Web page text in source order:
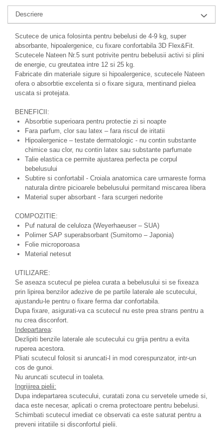
Nateen (28 produse)
Ommia Skincare & Mothercare (9
Produse)
Organic Terra (2 produse)
Papoutsanis SA (37 produse)
Pikdare - Pic Solutions (22
produse)
ProdNat (6 produse)
ProPhyto - ProVet SA (6 produse)
Record (5 produse)
Rohto Pharmaceuticals Co (4
produse)
Rolly Brush - Mr.White (10
produse)
Romvac - Imunoinstant (20
produse)
Splash (10 produse)
Sunvita Group (2 produse)
The Bramton Company - Simple
Solution & Out! (8 produse)
Trixie (28 produse)
Vaco Retail sp.zo.o (3 produse)
Van Vliet The Candy Company BV
(8 produse)
Vet's Best (8 produse)
Vivil A. Muller GmbH & Co.Kg (22
produse)
Descriere
Scutece de unica folosinta pentru bebelusi de 4-9 kg, super
absorbante, hipoalergenice, cu fixare confortabila 3D Flex&Fit.
Scutecele Nateen Nr.5 sunt potrivite pentru bebelusii activi si plini
de energie, cu greutatea intre 12 si 25 kg.
Fabricate din materiale sigure si hipoalergenice, scutecele Nateen
ofera o absorbtie excelenta si o fixare sigura, mentinand pielea
uscata si protejata.
BENEFICII:
Absorbtie superioara pentru protectie zi si noapte
Fara parfum, clor sau latex – fara riscul de iritatii
Hipoalergenice – testate dermatologic - nu contin substante
chimice sau clor, nu contin latex sau substante parfumate
Talie elastica ce permite ajustarea perfecta pe corpul
bebelusului
Subtire si confortabil - Croiala anatomica care urmareste forma
naturala dintre picioarele bebelusului permitand miscarea libera
Material super absorbant - fara scurgeri nedorite
COMPOZITIE:
Puf natural de celuloza (Weyerhaeuser – SUA)
Polimer SAP superabsorbant (Sumitomo – Japonia)
Folie microporoasa
Material netesut
UTILIZARE:
Se aseaza scutecul pe pielea curata a bebelusului si se fixeaza
prin lipirea benzilor adezive de pe partile laterale ale scutecului,
ajustandu-le pentru o fixare ferma dar confortabila.
Dupa fixare, asigurati-va ca scutecul nu este prea strans pentru a
nu crea disconfort.
Indepartarea:
Dezlipiti benzile laterale ale scutecului cu grija pentru a evita
ruperea acestora.
Pliati scutecul folosit si aruncati-l in mod corespunzator, intr-un
cos de gunoi.
Nu aruncati scutecul in toaleta.
Ingrijirea pielii:
Dupa indepartarea scutecului, curatati zona cu servetele umede si,
daca este necesar, aplicati o crema protectoare pentru bebelusi.
Schimbati scutecul imediat ce observati ca este saturat pentru a
preveni iritatiile si disconfortul pielii.